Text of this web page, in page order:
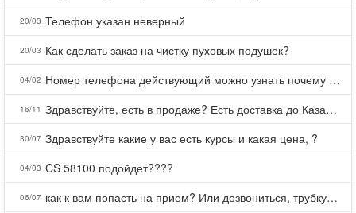
20/03 Телефон указан неверный
20/03 Как сделать заказ на чистку пуховых подушек?
04/02 Номер телефона действующий можно узнать почему номер неправельный
16/11 Здравствуйте, есть в продаже? Есть доставка до Казани?
30/07 Здравствуйте какие у вас есть курсы и какая цена, ?
04/03 CS 58100 подойдет????
06/07 как к вам попасть на прием? Или дозвониться, трубку не берете.